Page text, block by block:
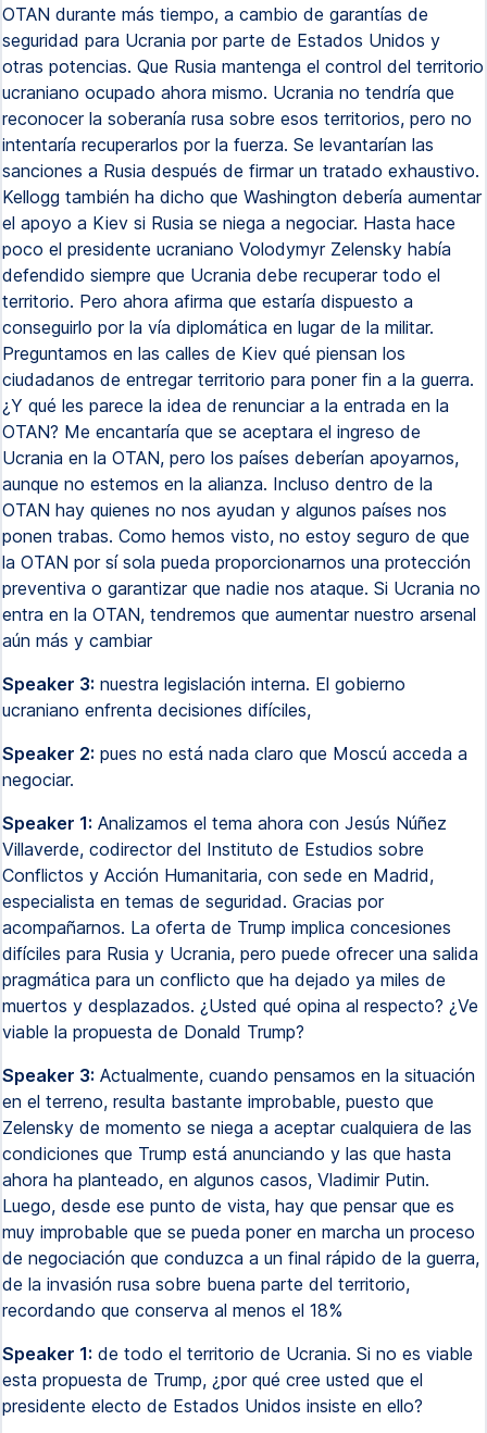
OTAN durante más tiempo, a cambio de garantías de
seguridad para Ucrania por parte de Estados Unidos y
otras potencias. Que Rusia mantenga el control del territorio
ucraniano ocupado ahora mismo. Ucrania no tendría que
reconocer la soberanía rusa sobre esos territorios, pero no
intentaría recuperarlos por la fuerza. Se levantarían las
sanciones a Rusia después de firmar un tratado exhaustivo.
Kellogg también ha dicho que Washington debería aumentar
el apoyo a Kiev si Rusia se niega a negociar. Hasta hace
poco el presidente ucraniano Volodymyr Zelensky había
defendido siempre que Ucrania debe recuperar todo el
territorio. Pero ahora afirma que estaría dispuesto a
conseguirlo por la vía diplomática en lugar de la militar.
Preguntamos en las calles de Kiev qué piensan los
ciudadanos de entregar territorio para poner fin a la guerra.
¿Y qué les parece la idea de renunciar a la entrada en la
OTAN? Me encantaría que se aceptara el ingreso de
Ucrania en la OTAN, pero los países deberían apoyarnos,
aunque no estemos en la alianza. Incluso dentro de la
OTAN hay quienes no nos ayudan y algunos países nos
ponen trabas. Como hemos visto, no estoy seguro de que
la OTAN por sí sola pueda proporcionarnos una protección
preventiva o garantizar que nadie nos ataque. Si Ucrania no
entra en la OTAN, tendremos que aumentar nuestro arsenal
aún más y cambiar
Speaker 3: nuestra legislación interna. El gobierno
ucraniano enfrenta decisiones difíciles,
Speaker 2: pues no está nada claro que Moscú acceda a
negociar.
Speaker 1: Analizamos el tema ahora con Jesús Núñez
Villaverde, codirector del Instituto de Estudios sobre
Conflictos y Acción Humanitaria, con sede en Madrid,
especialista en temas de seguridad. Gracias por
acompañarnos. La oferta de Trump implica concesiones
difíciles para Rusia y Ucrania, pero puede ofrecer una salida
pragmática para un conflicto que ha dejado ya miles de
muertos y desplazados. ¿Usted qué opina al respecto? ¿Ve
viable la propuesta de Donald Trump?
Speaker 3: Actualmente, cuando pensamos en la situación
en el terreno, resulta bastante improbable, puesto que
Zelensky de momento se niega a aceptar cualquiera de las
condiciones que Trump está anunciando y las que hasta
ahora ha planteado, en algunos casos, Vladimir Putin.
Luego, desde ese punto de vista, hay que pensar que es
muy improbable que se pueda poner en marcha un proceso
de negociación que conduzca a un final rápido de la guerra,
de la invasión rusa sobre buena parte del territorio,
recordando que conserva al menos el 18%
Speaker 1: de todo el territorio de Ucrania. Si no es viable
esta propuesta de Trump, ¿por qué cree usted que el
presidente electo de Estados Unidos insiste en ello?